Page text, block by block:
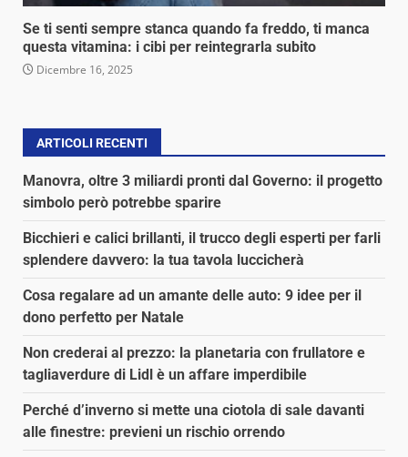
Se ti senti sempre stanca quando fa freddo, ti manca
questa vitamina: i cibi per reintegrarla subito
Dicembre 16, 2025
ARTICOLI RECENTI
Manovra, oltre 3 miliardi pronti dal Governo: il progetto
simbolo però potrebbe sparire
Bicchieri e calici brillanti, il trucco degli esperti per farli
splendere davvero: la tua tavola luccicherà
Cosa regalare ad un amante delle auto: 9 idee per il
dono perfetto per Natale
Non crederai al prezzo: la planetaria con frullatore e
tagliaverdure di Lidl è un affare imperdibile
Perché d’inverno si mette una ciotola di sale davanti
alle finestre: previeni un rischio orrendo